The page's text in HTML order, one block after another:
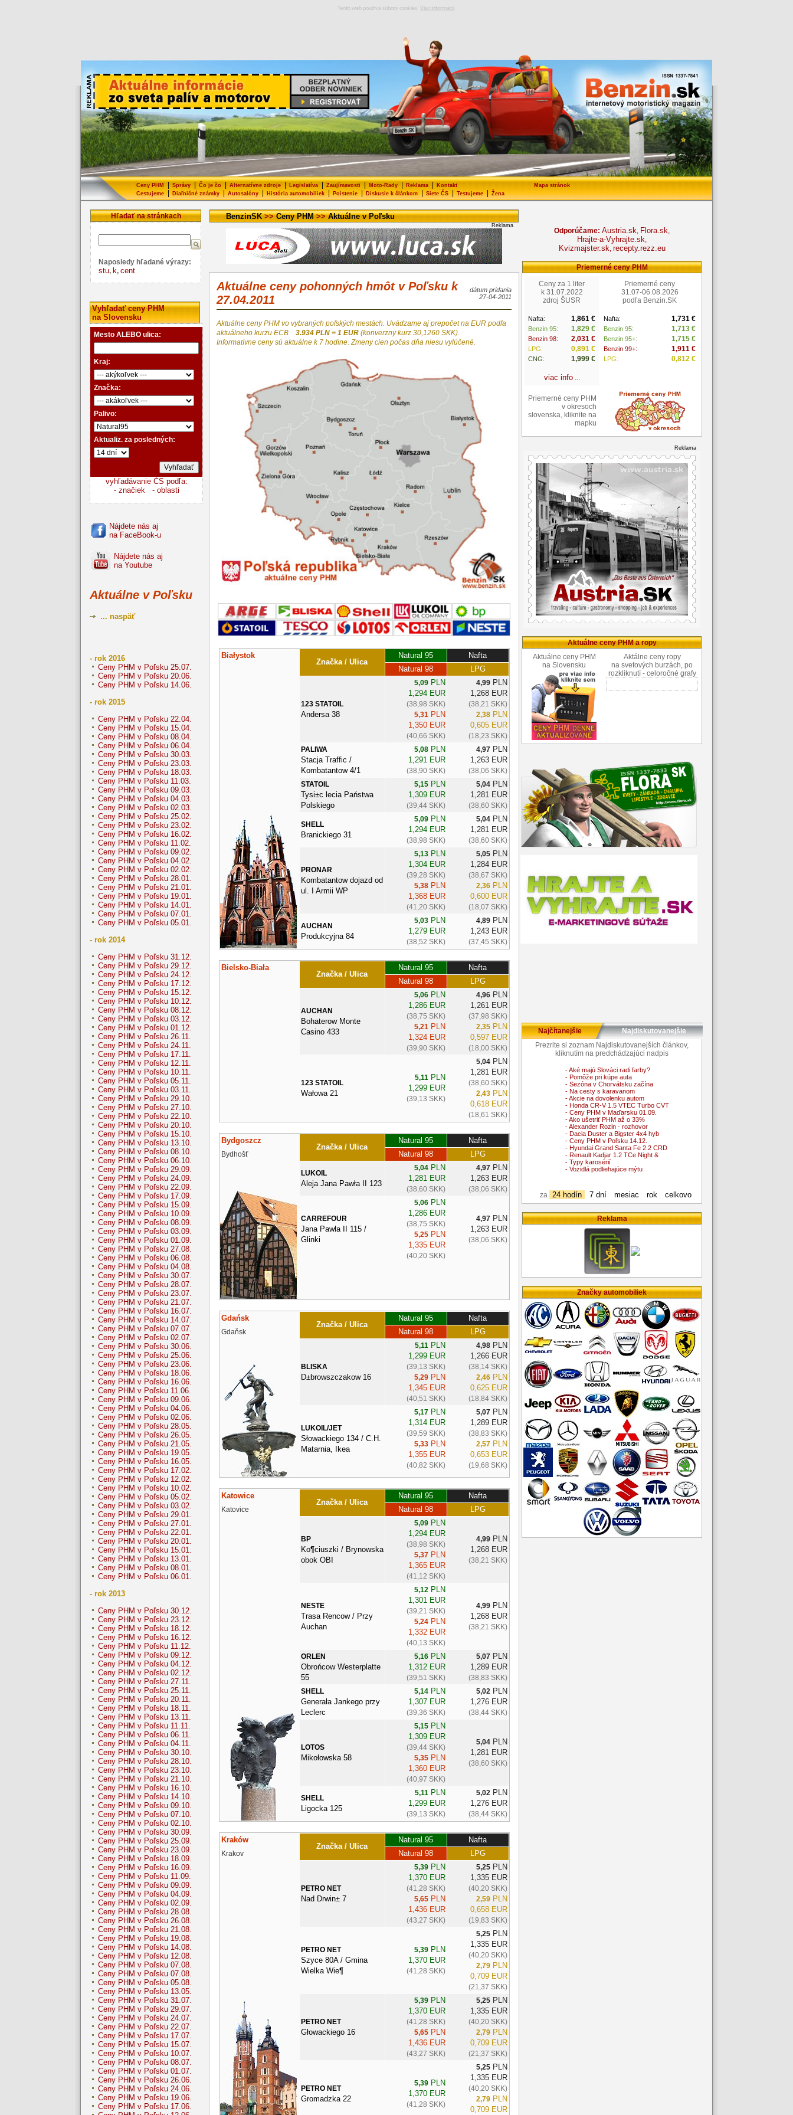
Tento web používa súbory cookies. Viac informácií
Ceny PHM Správy Čo je čo Alternatívne zdroje Legislatíva Zaujímavosti Moto-Rady Reklama Kontakt
Mapa stránok
Cestujeme| Diaľničné známky| Autosalóny| História automobiliek| Poistenie| Diskusie k článkom| Siete ČS| Testujeme| Žena
Hľadať na stránkach
Naposledy hľadané výrazy:
stu, k, cent
Vyhľadať ceny PHM
na Slovensku
Mesto ALEBO ulica:
Kraj:
Značka:
Palivo:
Aktualiz. za posledných:
vyhľadávanie ČS podľa:
- značiek
- oblasti
Nájdete nás aj
na FaceBook-u
Nájdete nás aj
na Youtube
Aktuálne v Poľsku
... naspäť
- rok 2016
Ceny PHM v Poľsku 25.07.
Ceny PHM v Poľsku 20.06.
Ceny PHM v Poľsku 14.06.
- rok 2015
Ceny PHM v Poľsku 22.04.
Ceny PHM v Poľsku 15.04.
Ceny PHM v Poľsku 08.04.
Ceny PHM v Poľsku 06.04.
Ceny PHM v Poľsku 30.03.
Ceny PHM v Poľsku 23.03.
Ceny PHM v Poľsku 18.03.
Ceny PHM v Poľsku 11.03.
Ceny PHM v Poľsku 09.03.
Ceny PHM v Poľsku 04.03.
Ceny PHM v Poľsku 02.03.
Ceny PHM v Poľsku 25.02.
Ceny PHM v Poľsku 23.02.
Ceny PHM v Poľsku 16.02.
Ceny PHM v Poľsku 11.02.
Ceny PHM v Poľsku 09.02.
Ceny PHM v Poľsku 04.02.
Ceny PHM v Poľsku 02.02.
Ceny PHM v Poľsku 28.01.
Ceny PHM v Poľsku 21.01.
Ceny PHM v Poľsku 19.01.
Ceny PHM v Poľsku 14.01.
Ceny PHM v Poľsku 07.01.
Ceny PHM v Poľsku 05.01.
- rok 2014
Ceny PHM v Poľsku 31.12.
Ceny PHM v Poľsku 29.12.
Ceny PHM v Poľsku 24.12.
Ceny PHM v Poľsku 17.12.
Ceny PHM v Poľsku 15.12.
Ceny PHM v Poľsku 10.12.
Ceny PHM v Poľsku 08.12.
Ceny PHM v Poľsku 03.12.
Ceny PHM v Poľsku 01.12.
Ceny PHM v Poľsku 26.11.
Ceny PHM v Poľsku 24.11.
Ceny PHM v Poľsku 17.11.
Ceny PHM v Poľsku 12.11.
Ceny PHM v Poľsku 10.11.
Ceny PHM v Poľsku 05.11.
Ceny PHM v Poľsku 03.11.
Ceny PHM v Poľsku 29.10.
Ceny PHM v Poľsku 27.10.
Ceny PHM v Poľsku 22.10.
Ceny PHM v Poľsku 20.10.
Ceny PHM v Poľsku 15.10.
Ceny PHM v Poľsku 13.10.
Ceny PHM v Poľsku 08.10.
Ceny PHM v Poľsku 06.10.
Ceny PHM v Poľsku 29.09.
Ceny PHM v Poľsku 24.09.
Ceny PHM v Poľsku 22.09.
Ceny PHM v Poľsku 17.09.
Ceny PHM v Poľsku 15.09.
Ceny PHM v Poľsku 10.09.
Ceny PHM v Poľsku 08.09.
Ceny PHM v Poľsku 03.09.
Ceny PHM v Poľsku 01.09.
Ceny PHM v Poľsku 27.08.
Ceny PHM v Poľsku 06.08.
Ceny PHM v Poľsku 04.08.
Ceny PHM v Poľsku 30.07.
Ceny PHM v Poľsku 28.07.
Ceny PHM v Poľsku 23.07.
Ceny PHM v Poľsku 21.07.
Ceny PHM v Poľsku 16.07.
Ceny PHM v Poľsku 14.07.
Ceny PHM v Poľsku 07.07.
Ceny PHM v Poľsku 02.07.
Ceny PHM v Poľsku 30.06.
Ceny PHM v Poľsku 25.06.
Ceny PHM v Poľsku 23.06.
Ceny PHM v Poľsku 18.06.
Ceny PHM v Poľsku 16.06.
Ceny PHM v Poľsku 11.06.
Ceny PHM v Poľsku 09.06.
Ceny PHM v Poľsku 04.06.
Ceny PHM v Poľsku 02.06.
Ceny PHM v Poľsku 28.05.
Ceny PHM v Poľsku 26.05.
Ceny PHM v Poľsku 21.05.
Ceny PHM v Poľsku 19.05.
Ceny PHM v Poľsku 16.05.
Ceny PHM v Poľsku 17.02.
Ceny PHM v Poľsku 12.02.
Ceny PHM v Poľsku 10.02.
Ceny PHM v Poľsku 05.02.
Ceny PHM v Poľsku 03.02.
Ceny PHM v Poľsku 29.01.
Ceny PHM v Poľsku 27.01.
Ceny PHM v Poľsku 22.01.
Ceny PHM v Poľsku 20.01.
Ceny PHM v Poľsku 15.01.
Ceny PHM v Poľsku 13.01.
Ceny PHM v Poľsku 08.01.
Ceny PHM v Poľsku 06.01.
- rok 2013
Ceny PHM v Poľsku 30.12.
Ceny PHM v Poľsku 23.12.
Ceny PHM v Poľsku 18.12.
Ceny PHM v Poľsku 16.12.
Ceny PHM v Poľsku 11.12.
Ceny PHM v Poľsku 09.12.
Ceny PHM v Poľsku 04.12.
Ceny PHM v Poľsku 02.12.
Ceny PHM v Poľsku 27.11.
Ceny PHM v Poľsku 25.11.
Ceny PHM v Poľsku 20.11.
Ceny PHM v Poľsku 18.11.
Ceny PHM v Poľsku 13.11.
Ceny PHM v Poľsku 11.11.
Ceny PHM v Poľsku 06.11.
Ceny PHM v Poľsku 04.11.
Ceny PHM v Poľsku 30.10.
Ceny PHM v Poľsku 28.10.
Ceny PHM v Poľsku 23.10.
Ceny PHM v Poľsku 21.10.
Ceny PHM v Poľsku 16.10.
Ceny PHM v Poľsku 14.10.
Ceny PHM v Poľsku 09.10.
Ceny PHM v Poľsku 07.10.
Ceny PHM v Poľsku 02.10.
Ceny PHM v Poľsku 30.09.
Ceny PHM v Poľsku 25.09.
Ceny PHM v Poľsku 23.09.
Ceny PHM v Poľsku 18.09.
Ceny PHM v Poľsku 16.09.
Ceny PHM v Poľsku 11.09.
Ceny PHM v Poľsku 09.09.
Ceny PHM v Poľsku 04.09.
Ceny PHM v Poľsku 02.09.
Ceny PHM v Poľsku 28.08.
Ceny PHM v Poľsku 26.08.
Ceny PHM v Poľsku 21.08.
Ceny PHM v Poľsku 19.08.
Ceny PHM v Poľsku 14.08.
Ceny PHM v Poľsku 12.08.
Ceny PHM v Poľsku 07.08.
Ceny PHM v Poľsku 07.08.
Ceny PHM v Poľsku 05.08.
Ceny PHM v Poľsku 13.05.
Ceny PHM v Poľsku 31.07.
Ceny PHM v Poľsku 29.07.
Ceny PHM v Poľsku 24.07.
Ceny PHM v Poľsku 22.07.
Ceny PHM v Poľsku 17.07.
Ceny PHM v Poľsku 15.07.
Ceny PHM v Poľsku 10.07.
Ceny PHM v Poľsku 08.07.
Ceny PHM v Poľsku 01.07.
Ceny PHM v Poľsku 26.06.
Ceny PHM v Poľsku 24.06.
Ceny PHM v Poľsku 19.06.
Ceny PHM v Poľsku 17.06.
BenzinSK>>Ceny PHM>>Aktuálne v Poľsku
Reklama
Aktuálne ceny pohonných hmôt v Poľsku k
27.04.2011
dátum pridania
27-04-2011
Aktuálne ceny PHM vo vybraných poľských mestách. Uvádzame aj prepočet na EUR podľa
aktuálneho kurzu ECB 3.934 PLN = 1 EUR (konverzny kurz 30,1260 SKK).
Informatívne ceny sú aktuálne k 7 hodine. Zmeny cien počas dňa niesu vylúčené.
Białystok
Značka / Ulica
Natural 95
Nafta
Natural 98
LPG
123 STATOIL
Andersa 38
5,09PLN
1,294 EUR
(38,98 SKK)
5,31 PLN
1,350 EUR
(40,66 SKK)
4,99PLN
1,268 EUR
(38,21 SKK)
2,38PLN
0,605 EUR
(18,23 SKK)
PALIWA
Stacja Traffic /
Kombatantow 4/1
5,08PLN
1,291 EUR
(38,90 SKK)
4,97PLN
1,263 EUR
(38,06 SKK)
STATOIL
Tysi±c lecia Państwa
Polskiego
5,15PLN
1,309 EUR
(39,44 SKK)
5,04PLN
1,281 EUR
(38,60 SKK)
SHELL
Branickiego 31
5,09PLN
1,294 EUR
(38,98 SKK)
5,04PLN
1,281 EUR
(38,60 SKK)
PRONAR
Kombatantow dojazd od
ul. I Armii WP
5,13PLN
1,304 EUR
(39,28 SKK)
5,38PLN
1,368 EUR
(41,20 SKK)
5,05PLN
1,284 EUR
(38,67 SKK)
2,36PLN
0,600 EUR
(18,07 SKK)
AUCHAN
Produkcyjna 84
5,03PLN
1,279 EUR
(38,52 SKK)
4,89PLN
1,243 EUR
(37,45 SKK)
Bielsko-Biała
Značka / Ulica
Natural 95
Nafta
Natural 98
LPG
AUCHAN
Bohaterow Monte
Casino 433
5,06PLN
1,286 EUR
(38,75 SKK)
5,21 PLN
1,324 EUR
(39,90 SKK)
4,96PLN
1,261 EUR
(37,98 SKK)
2,35PLN
0,597 EUR
(18,00 SKK)
123 STATOIL
Wałowa 21
5,11 PLN
1,299 EUR
(39,13 SKK)
5,04PLN
1,281 EUR
(38,60 SKK)
2,43PLN
0,618 EUR
(18,61 SKK)
Bydgoszcz
Značka / Ulica
Natural 95 Nafta
Bydhošť Natural 98 LPG
LUKOIL
Aleja Jana Pawła II 123
5,04PLN
1,281 EUR
(38,60 SKK)
4,97PLN
1,263 EUR
(38,06 SKK)
CARREFOUR
Jana Pawła II 115 /
Glinki
5,06PLN
1,286 EUR
(38,75 SKK)
5,25PLN
1,335 EUR
(40,20 SKK)
4,97PLN
1,263 EUR
(38,06 SKK)
Gdańsk
Značka / Ulica
Natural 95 Nafta
Gdaňsk Natural 98 LPG
BLISKA
D±browszczakow 16
5,11 PLN
1,299 EUR
(39,13 SKK)
5,29PLN
1,345 EUR
(40,51 SKK)
4,98PLN
1,266 EUR
(38,14 SKK)
2,46PLN
0,625 EUR
(18,84 SKK)
LUKOIL/JET
Słowackiego 134 / C.H.
Matarnia, Ikea
5,17PLN
1,314 EUR
(39,59 SKK)
5,33PLN
1,355 EUR
(40,82 SKK)
5,07PLN
1,289 EUR
(38,83 SKK)
2,57PLN
0,653 EUR
(19,68 SKK)
Katowice
Značka / Ulica
Natural 95 Nafta
Katovice Natural 98 LPG
BP
Ko¶ciuszki / Brynowska
obok OBI
5,09PLN
1,294 EUR
(38,98 SKK)
5,37PLN
1,365 EUR
(41,12 SKK)
4,99PLN
1,268 EUR
(38,21 SKK)
NESTE
Trasa Rencow / Przy
Auchan
5,12 PLN
1,301 EUR
(39,21 SKK)
5,24PLN
1,332 EUR
(40,13 SKK)
4,99PLN
1,268 EUR
(38,21 SKK)
ORLEN
Obrońcow Westerplatte
55
5,16PLN
1,312 EUR
(39,51 SKK)
5,07PLN
1,289 EUR
(38,83 SKK)
SHELL
Generała Jankego przy
Leclerc
5,14PLN
1,307 EUR
(39,36 SKK)
5,02 PLN
1,276 EUR
(38,44 SKK)
LOTOS
Mikołowska 58
5,15PLN
1,309 EUR
(39,44 SKK)
5,35PLN
1,360 EUR
(40,97 SKK)
5,04PLN
1,281 EUR
(38,60 SKK)
SHELL
Ligocka 125
5,11 PLN
1,299 EUR
(39,13 SKK)
5,02 PLN
1,276 EUR
(38,44 SKK)
Kraków
Značka / Ulica
Natural 95 Nafta
Krakov Natural 98 LPG
PETRO NET
Nad Drwin± 7
5,39PLN
1,370 EUR
(41,28 SKK)
5,65PLN
1,436 EUR
(43,27 SKK)
5,25PLN
1,335 EUR
(40,20 SKK)
2,59PLN
0,658 EUR
(19,83 SKK)
PETRO NET
Szyce 80A / Gmina
Wielka Wie¶
5,39PLN
1,370 EUR
(41,28 SKK)
5,25PLN
1,335 EUR
(40,20 SKK)
2,79PLN
0,709 EUR
(21,37 SKK)
PETRO NET
Głowackiego 16
5,39PLN
1,370 EUR
(41,28 SKK)
5,65PLN
1,436 EUR
(43,27 SKK)
5,25PLN
1,335 EUR
(40,20 SKK)
2,79PLN
0,709 EUR
(21,37 SKK)
PETRO NET
Gromadzka 22
5,39PLN
1,370 EUR
(41,28 SKK)
5,25PLN
1,335 EUR
(40,20 SKK)
2,79PLN
0,709 EUR
Odporúčame: Austria.sk, Flora.sk,
Hrajte-a-Vyhrajte.sk,
Kvizmajster.sk, recepty.rezz.eu
Priemerné ceny PHM
Ceny za 1 liter
k 31.07.2022
zdroj ŠUSR
Nafta: 1,861 €
Benzin 95: 1,829 €
Benzin 98: 2,031 €
LPG: 0,891 €
CNG: 1,999 €
viac info...
Priemerné ceny
31.07-06.08.2026
podľa Benzin.SK
Nafta: 1,731 €
Benzin 95: 1,713 €
Benzin 95+: 1,715 €
Benzin 99+: 1,911 €
LPG: 0,812 €
Priemerné ceny PHM
v okresoch
slovenska, kliknite na
mapku
Reklama
Aktuálne ceny PHM a ropy
Aktuálne ceny PHM
na Slovensku
Aktálne ceny ropy
na svetových burzách, po
rozkliknutí - celoročné grafy
Najčítanejšie
Najdiskutovanejšie
Prezrite si zoznam Najdiskutovanejších článkov,
kliknutím na predchádzajúci nadpis
- Aké majú Slováci radi farby?
- Pomôže pri kúpe auta
- Sezóna v Chorvátsku začína
- Na cesty s karavanom
- Akcie na dovolenku autom
- Honda CR-V 1.5 VTEC Turbo CVT
- Ceny PHM v Maďarsku 01.09.
- Ako ušetriť PHM až o 33%
- Alexander Rozin - rozhovor
- Dacia Duster a Bigster 4x4 hyb
- Ceny PHM v Poľsku 14.12.
- Hyundai Grand Santa Fe 2.2 CRD
- Renault Kadjar 1.2 TCe Night &
- Typy karosérií
- Vozidlá podliehajúce mýtu
za 24 hodín 7 dní mesiac rok celkovo
Reklama
Značky automobiliek